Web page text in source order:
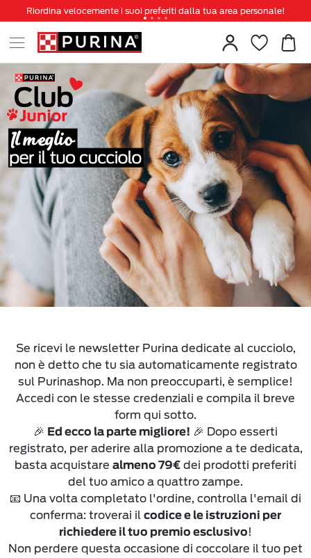
Riordina velocemente i suoi preferiti dalla tua area personale!
Tanti sconti e novità ti aspettano, non perderteli!
Spedizione gratuita a partire da 49 €
Invita un amico per te 5€ di sconto sul prossimo ordine!
Se ricevi le newsletter Purina dedicate al cucciolo,
non è detto che tu sia automaticamente registrato
sul Purinashop. Ma non preoccuparti, è semplice!
Accedi con le stesse credenziali e compila il breve
form qui sotto.
🎉 Ed ecco la parte migliore! 🎉 Dopo esserti
registrato, per aderire alla promozione a te dedicata,
basta acquistare almeno 79€ dei prodotti preferiti
del tuo amico a quattro zampe.
📧 Una volta completato l'ordine, controlla l'email di
conferma: troverai il codice e le istruzioni per
richiedere il tuo premio esclusivo!
Non perdere questa occasione di coccolare il tuo pet